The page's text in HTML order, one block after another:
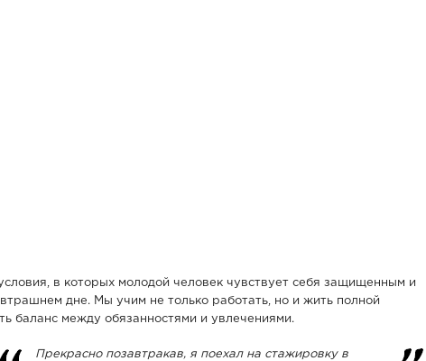
в которых молодой человек чувствует себя защищенным и
дне. Мы учим не только работать, но и жить полной
баланс между обязанностями и увлечениями.
Прекрасно позавтракав, я поехал на стажировку в